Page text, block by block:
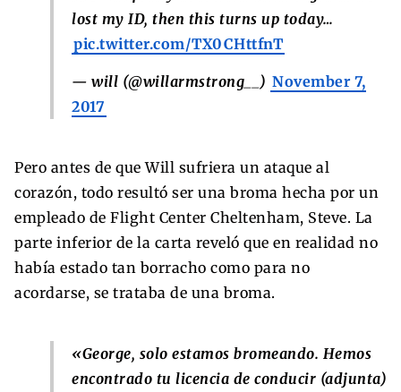
lost my ID, then this turns up today…
pic.twitter.com/TX0CHttfnT
— will (@willarmstrong__) November 7,
2017
Pero antes de que Will sufriera un ataque al
corazón, todo resultó ser una broma hecha por un
empleado de Flight Center Cheltenham, Steve. La
parte inferior de la carta reveló que en realidad no
había estado tan borracho como para no
acordarse, se trataba de una broma.
«George, solo estamos bromeando. Hemos
encontrado tu licencia de conducir (adjunta)